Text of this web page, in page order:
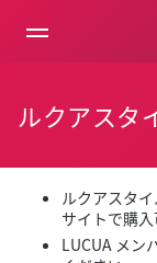
ルクアスタ
ルクアスタ
サイトで購入
LUCUA メン